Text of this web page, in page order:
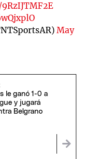
May
le ganó 1-0 a
y jugará
Belgrano